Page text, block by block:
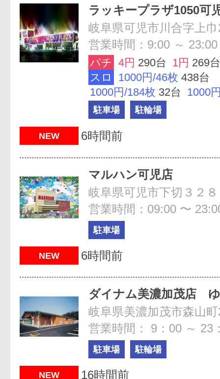
ラッキープラザ1050可
岐阜県可児市川合字上
営業時間：9:00 ～ 23:00
パチ 4円 290台 1円 269台
スロ
1000円/46枚 438台
1000円/184枚 32台 1000
駐車場 駐輪場
NEW 6時間前
マルハン可児店
岐阜県可児市下切３２
営業時間：09:00 〜
駐車場
NEW 6時間前
ダイナム美濃加茂店
岐阜県美濃加茂市森山
営業時間： 9：00 ～ 23
駐車場 駐輪場
NEW 16時間前